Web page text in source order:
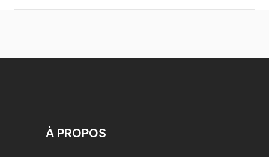
À PROPOS